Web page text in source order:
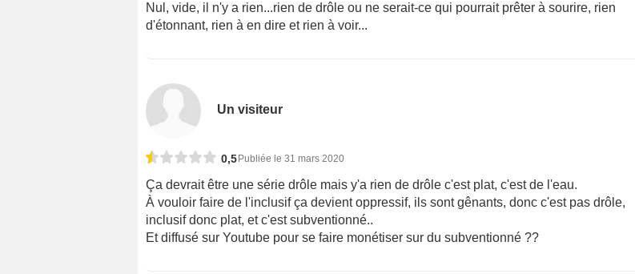
Nul, vide, il n'y a rien...rien de drôle ou ne serait-ce qui pourrait prêter à sourire, rien
d'étonnant, rien à en dire et rien à voir...
Un visiteur
0,5 Publiée le 31 mars 2020
Ça devrait être une série drôle mais y'a rien de drôle c'est plat, c'est de l'eau.
À vouloir faire de l'inclusif ça devient oppressif, ils sont gênants, donc c'est pas drôle,
inclusif donc plat, et c'est subventionné..
Et diffusé sur Youtube pour se faire monétiser sur du subventionné ??